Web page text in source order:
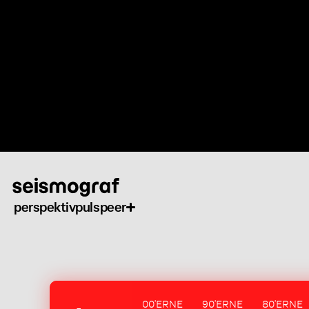
perspektivpulspeer
00'ERNE 90'ERNE 80'ERNE